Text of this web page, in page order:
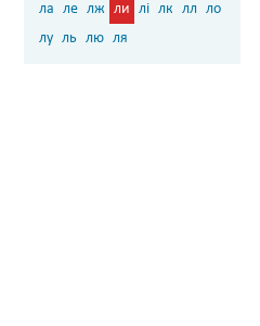
ла ле лж ли лі лк лл ло
лу ль лю ля